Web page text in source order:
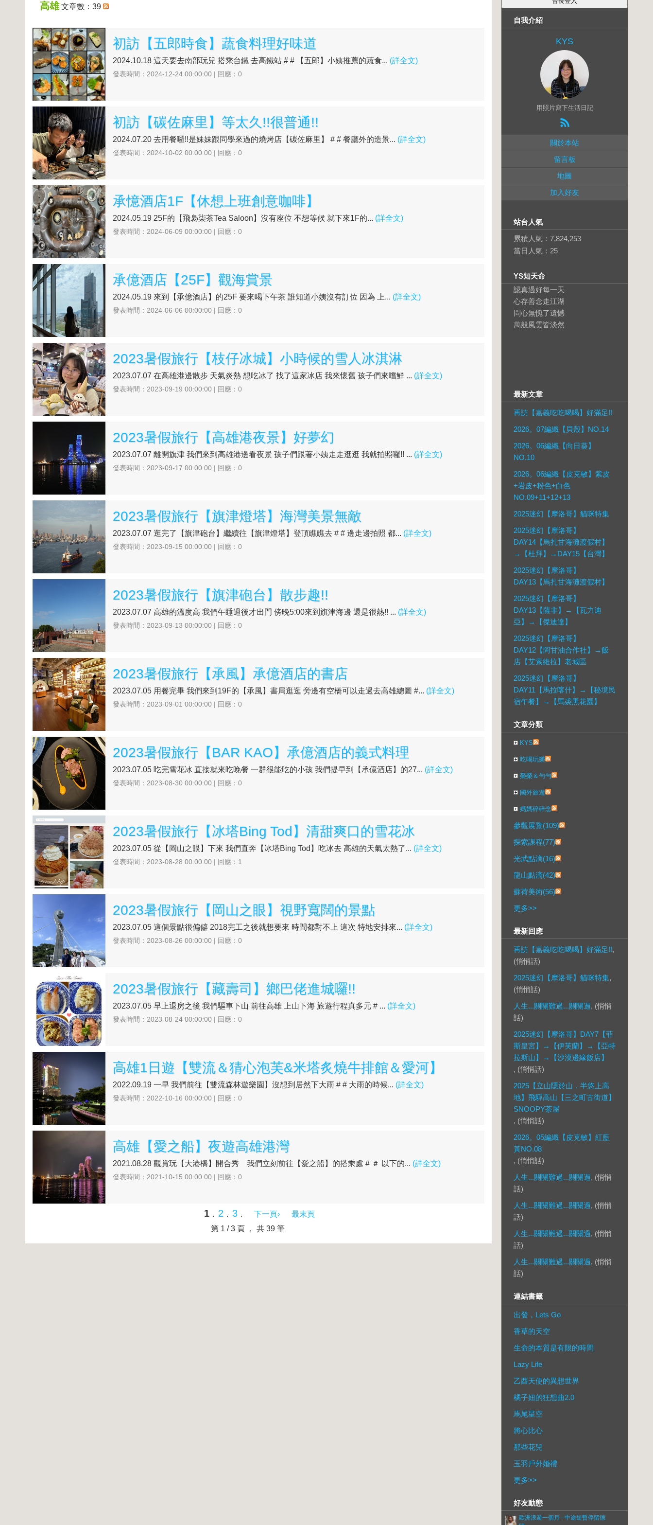
高雄文章數：39
初訪【五郎時食】蔬食料理好味道
2024.10.18 這天要去南部玩兒 搭乘台鐵 去高鐵站 # # 【五郎】小姨推薦的蔬食... (詳全文)
發表時間：2024-12-24 00:00:00 | 回應：0
初訪【碳佐麻里】等太久!!很普通!!
2024.07.20 去用餐囉!!是妹妹跟同學來過的燒烤店【碳佐麻里】 # # 餐廳外的造景... (詳全文)
發表時間：2024-10-02 00:00:00 | 回應：0
承憶酒店1F【休想上班創意咖啡】
2024.05.19 25F的【飛裊柒茶Tea Saloon】沒有座位 不想等候 就下來1F的... (詳全文)
發表時間：2024-06-09 00:00:00 | 回應：0
承億酒店【25F】觀海賞景
2024.05.19 來到【承億酒店】的25F 要來喝下午茶 誰知道小姨沒有訂位 因為 上... (詳全文)
發表時間：2024-06-06 00:00:00 | 回應：0
2023暑假旅行【枝仔冰城】小時候的雪人冰淇淋
2023.07.07 在高雄港邊散步 天氣炎熱 想吃冰了 找了這家冰店 我來懷舊 孩子們來嚐鮮 ... (詳全文)
發表時間：2023-09-19 00:00:00 | 回應：0
2023暑假旅行【高雄港夜景】好夢幻
2023.07.07 離開旗津 我們來到高雄港邊看夜景 孩子們跟著小姨走走逛逛 我就拍照囉!! ... (詳全文)
發表時間：2023-09-17 00:00:00 | 回應：0
2023暑假旅行【旗津燈塔】海灣美景無敵
2023.07.07 逛完了【旗津砲台】繼續往【旗津燈塔】登頂瞧瞧去 # # 邊走邊拍照 都... (詳全文)
發表時間：2023-09-15 00:00:00 | 回應：0
2023暑假旅行【旗津砲台】散步趣!!
2023.07.07 高雄的溫度高 我們午睡過後才出門 傍晚5:00來到旗津海邊 還是很熱!! ... (詳全文)
發表時間：2023-09-13 00:00:00 | 回應：0
2023暑假旅行【承風】承億酒店的書店
2023.07.05 用餐完畢 我們來到19F的【承風】書局逛逛 旁邊有空橋可以走過去高雄總圖 #... (詳全文)
發表時間：2023-09-01 00:00:00 | 回應：0
2023暑假旅行【BAR KAO】承億酒店的義式料理
2023.07.05 吃完雪花冰 直接就來吃晚餐 一群很能吃的小孩 我們提早到【承億酒店】的27... (詳全文)
發表時間：2023-08-30 00:00:00 | 回應：0
2023暑假旅行【冰塔Bing Tod】清甜爽口的雪花冰
2023.07.05 從【岡山之眼】下來 我們直奔【冰塔Bing Tod】吃冰去 高雄的天氣太熱了... (詳全文)
發表時間：2023-08-28 00:00:00 | 回應：1
2023暑假旅行【岡山之眼】視野寬闊的景點
2023.07.05 這個景點很偏僻 2018完工之後就想要來 時間都對不上 這次 特地安排來... (詳全文)
發表時間：2023-08-26 00:00:00 | 回應：0
2023暑假旅行【藏壽司】鄉巴佬進城囉!!
2023.07.05 早上退房之後 我們驅車下山 前往高雄 上山下海 旅遊行程真多元 # ... (詳全文)
發表時間：2023-08-24 00:00:00 | 回應：0
高雄1日遊【雙流＆猜心泡芙&米塔炙燒牛排館＆愛河】
2022.09.19 一早 我們前往【雙流森林遊樂園】沒想到居然下大雨 # # 大雨的時候... (詳全文)
發表時間：2022-10-16 00:00:00 | 回應：0
高雄【愛之船】夜遊高雄港灣
2021.08.28 觀賞玩【大港橋】開合秀 我們立刻前往【愛之船】的搭乘處 # ＃ 以下的... (詳全文)
發表時間：2021-10-15 00:00:00 | 回應：0
1 . 2 . 3 . 下一頁›
最末頁
第 1 / 3 頁 ， 共 39 筆
自我介紹
KYS
用照片寫下生活日記
關於本站
留言板
地圖
加入好友
站台人氣
累積人氣： 7,824,253
當日人氣： 25
YS知天命
認真過好每一天
心存善念走江湖
問心無愧了遺憾
萬般風雲皆淡然
最新文章
再訪【嘉義吃吃喝喝】好滿足!!
2026。07編織【貝殼】NO.14
2026。06編織【向日葵】
NO.10
2026。06編織【皮克敏】紫皮
+岩皮+粉色+白色
NO.09+11+12+13
2025迷幻【摩洛哥】貓咪特集
2025迷幻【摩洛哥】
DAY14【馬扎甘海灘渡假村】
→【杜拜】→DAY15【台灣】
2025迷幻【摩洛哥】
DAY13【馬扎甘海灘渡假村】
2025迷幻【摩洛哥】
DAY13【薩非】→【瓦力迪
亞】→【傑迪達】
2025迷幻【摩洛哥】
DAY12【阿甘油合作社】→飯
店【艾索維拉】老城區
2025迷幻【摩洛哥】
DAY11【馬拉喀什】→【秘境民
宿午餐】→【馬裘黑花園】
文章分類
KYS
吃喝玩樂
榮榮＆勻勻
國外旅遊
媽媽碎碎念
參觀展覽(109)
探索課程(77)
光武點滴(16)
龍山點滴(42)
蘇荷美術(56)
更多>>
最新回應
再訪【嘉義吃吃喝喝】好滿足!!,
(悄悄話)
2025迷幻【摩洛哥】貓咪特集,
(悄悄話)
人生...關關難過...關關過, (悄悄
話)
2025迷幻【摩洛哥】DAY7【菲
斯皇宮】→【伊芙蘭】→【亞特
拉斯山】→【沙漠邊緣飯店】
, (悄悄話)
2025【立山隱於山．半悠上高
地】飛驒高山【三之町古街道】
SNOOPY茶屋
, (悄悄話)
2026。05編織【皮克敏】紅藍
黃NO.08
, (悄悄話)
人生...關關難過...關關過, (悄悄
話)
人生...關關難過...關關過, (悄悄
話)
人生...關關難過...關關過, (悄悄
話)
人生...關關難過...關關過, (悄悄
話)
連結書籤
出發，Lets Go
香草的天空
生命的本質是有限的時間
Lazy Life
乙酉天使的異想世界
橘子妞的狂想曲2.0
馬尾星空
將心比心
那些花兒
玉羽戶外婚禮
更多>>
好友動態
歐洲浪遊一個月 - 中途短暫停留德